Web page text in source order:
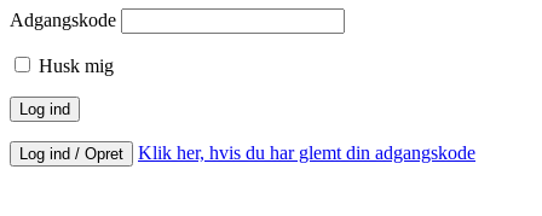
Adgangskode
Husk mig
Log ind / Opret Klik her, hvis du har glemt din adgangskode